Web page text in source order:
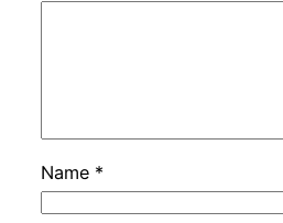
Name *